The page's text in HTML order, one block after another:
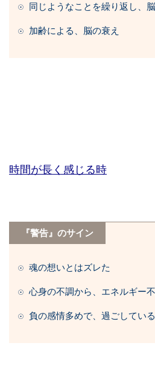
☉ 同じようなことを繰り返し、
☉ 加齢による、脳の衰え
時間が長く感じる時
『警告』のサイン
☉ 魂の想いとはズレた
☉ 心身の不調から、エネルギー
☉ 負の感情多めで、過ごしている